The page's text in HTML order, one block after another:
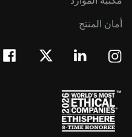
أمان المنتج